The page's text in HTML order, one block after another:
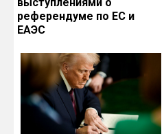
референдуме по ЕС и
ЕАЭС